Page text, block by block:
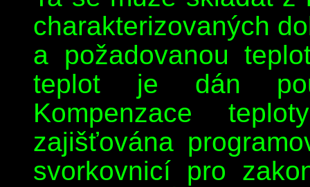
charakterizovaných
a požadovanou
teplot je dán
Kompenzace
zajišťována
svorkovnicí pro